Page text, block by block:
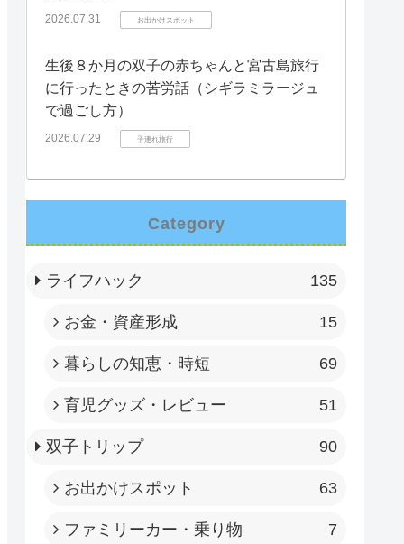
2026.07.31 お出かけスポット
生後８か月の双子の赤ちゃんと宮古島旅行
に行ったときの苦労話（シギラミラージュ
で過ごし方）
2026.07.29 子連れ旅行
Category
ライフハック 135
お金・資産形成 15
暮らしの知恵・時短 69
育児グッズ・レビュー 51
双子トリップ 90
お出かけスポット 63
ファミリーカー・乗り物 7